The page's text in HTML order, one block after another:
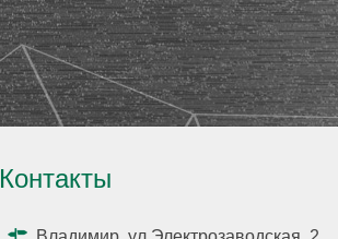
Контакты